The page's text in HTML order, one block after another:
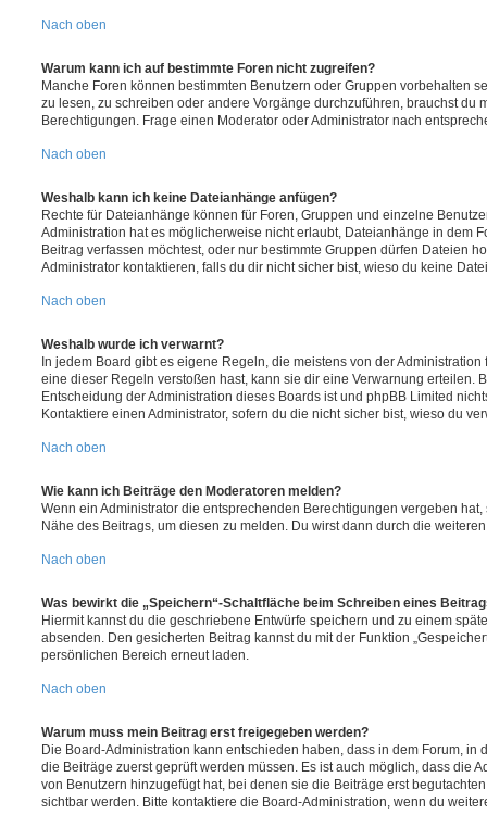
Nach oben
Warum kann ich auf bestimmte Foren nicht zugreifen?
Manche Foren können bestimmten Benutzern oder Gruppen vorbehalten
zu lesen, zu schreiben oder andere Vorgänge durchzuführen, brauchst du
Berechtigungen. Frage einen Moderator oder Administrator nach
Nach oben
Weshalb kann ich keine Dateianhänge anfügen?
Rechte für Dateianhänge können für Foren, Gruppen und einzelne
Administration hat es möglicherweise nicht erlaubt, Dateianhänge in dem
Beitrag verfassen möchtest, oder nur bestimmte Gruppen dürfen Dateien
Administrator kontaktieren, falls du dir nicht sicher bist, wieso du keine
Nach oben
Weshalb wurde ich verwarnt?
In jedem Board gibt es eigene Regeln, die meistens von der
eine dieser Regeln verstoßen hast, kann sie dir eine Verwarnung erteilen.
Entscheidung der Administration dieses Boards ist und phpBB Limited
Kontaktiere einen Administrator, sofern du die nicht sicher bist, wieso du
Nach oben
Wie kann ich Beiträge den Moderatoren melden?
Wenn ein Administrator die entsprechenden Berechtigungen vergeben
Nähe des Beitrags, um diesen zu melden. Du wirst dann durch die
Nach oben
Was bewirkt die „Speichern“-Schaltfläche beim Schreiben eines
Hiermit kannst du die geschriebene Entwürfe speichern und zu einem
absenden. Den gesicherten Beitrag kannst du mit der Funktion
persönlichen Bereich erneut laden.
Nach oben
Warum muss mein Beitrag erst freigegeben werden?
Die Board-Administration kann entschieden haben, dass in dem Forum, in
die Beiträge zuerst geprüft werden müssen. Es ist auch möglich, dass die
von Benutzern hinzugefügt hat, bei denen sie die Beiträge erst
sichtbar werden. Bitte kontaktiere die Board-Administration, wenn du